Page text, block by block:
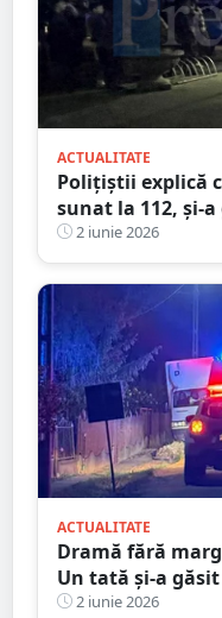
ACTUALITATE
Polițiștii explică
sunat la 112, și-
2 iunie 2026
ACTUALITATE
Dramă fără
Un tată și-a
într-o anexă
2 iunie 2026